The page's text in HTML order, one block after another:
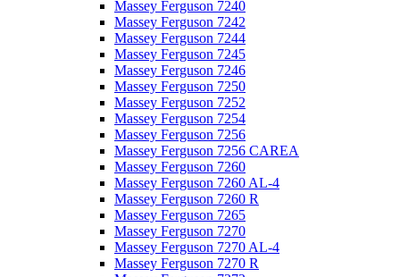
Massey Ferguson 7240
Massey Ferguson 7242
Massey Ferguson 7244
Massey Ferguson 7245
Massey Ferguson 7246
Massey Ferguson 7250
Massey Ferguson 7252
Massey Ferguson 7254
Massey Ferguson 7256
Massey Ferguson 7256 CAREA
Massey Ferguson 7260
Massey Ferguson 7260 AL-4
Massey Ferguson 7260 R
Massey Ferguson 7265
Massey Ferguson 7270
Massey Ferguson 7270 AL-4
Massey Ferguson 7270 R